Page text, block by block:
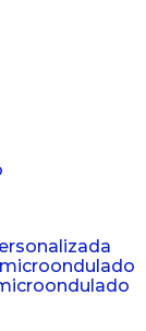
microondulado